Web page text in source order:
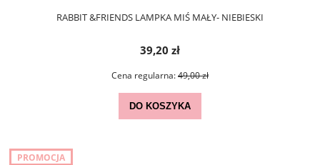
RABBIT &FRIENDS LAMPKA MIŚ MAŁY- NIEBIESKI
39,20 zł
Cena regularna:49,00 zł
DO KOSZYKA
PROMOCJA